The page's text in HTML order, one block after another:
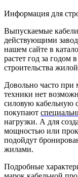
Информация для
Выпускаемые
действующими
нашем сайте в
растет год за годом
строительства
Довольно часто при
техники нет
силовую кабельную
покупают
нагрузки. А для
мощностью или
подойдут
жилами.
Подробные